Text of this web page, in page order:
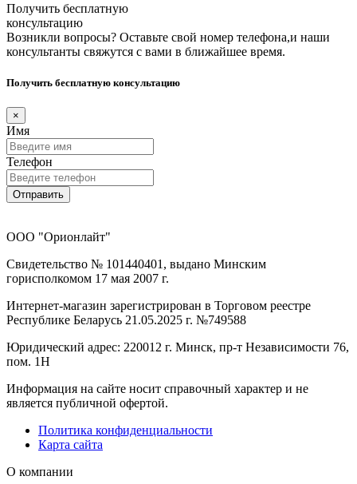
Получить бесплатную
консультацию
Возникли вопросы? Оставьте свой номер телефона,и наши
консультанты свяжутся с вами в ближайшее время.
Получить бесплатную консультацию
×
Имя
Телефон
Отправить
ООО "Орионлайт"
Свидетельство № 101440401, выдано Минским
горисполкомом 17 мая 2007 г.
Интернет-магазин зарегистрирован в Торговом реестре
Республике Беларусь 21.05.2025 г. №749588
Юридический адрес: 220012 г. Минск, пр-т Независимости 76,
пом. 1Н
Информация на сайте носит справочный характер и не
является публичной офертой.
Политика конфиденциальности
Карта сайта
О компании